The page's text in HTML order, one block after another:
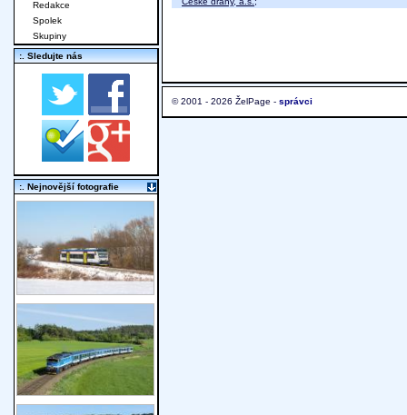
© 2001 - 2026 ŽelPage - správci
Redakce
Spolek
Skupiny
:. Sledujte nás
:. Nejnovější fotografie